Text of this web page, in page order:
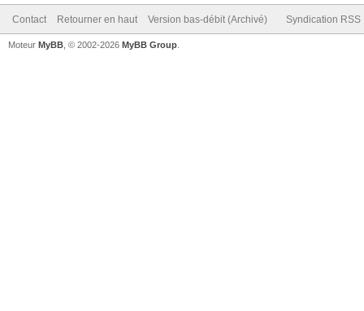
Contact Retourner en haut Version bas-débit (Archivé) Syndication RSS
Moteur MyBB , © 2002-2026 MyBB Group